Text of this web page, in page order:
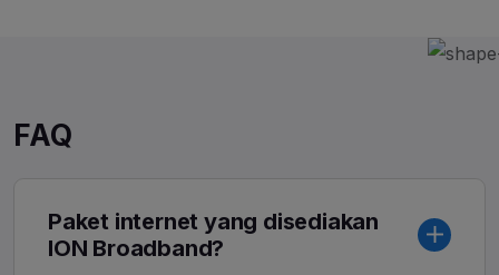
FAQ
Paket internet yang disediakan
ION Broadband?